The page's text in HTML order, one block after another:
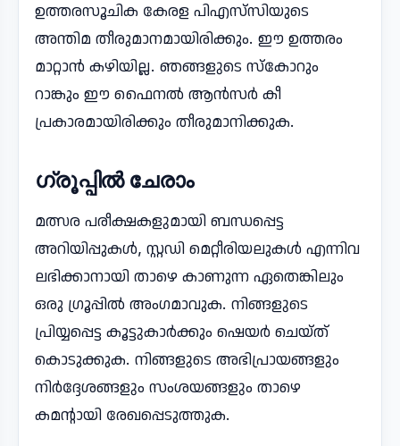
ഉത്തരസൂചിക കേരള പിഎസ്‌സിയുടെ
അന്തിമ തീരുമാനമായിരിക്കും. ഈ ഉത്തരം
മാറ്റാൻ കഴിയില്ല. ഞങ്ങളുടെ സ്‌കോറും
റാങ്കും ഈ ഫൈനൽ ആൻസർ കീ
പ്രകാരമായിരിക്കും തീരുമാനിക്കുക.
ഗ്രൂപ്പിൽ ചേരാം
മത്സര പരീക്ഷകളുമായി ബന്ധപ്പെട്ട
അറിയിപ്പുകൾ, സ്റ്റഡി മെറ്റീരിയലുകൾ എന്നിവ
ലഭിക്കാനായി താഴെ കാണുന്ന ഏതെങ്കിലും
ഒരു ഗ്രൂപ്പിൽ അംഗമാവുക. നിങ്ങളുടെ
പ്രിയ്യപ്പെട്ട കൂട്ടുകാർക്കും ഷെയർ ചെയ്ത്
കൊടുക്കുക. നിങ്ങളുടെ അഭിപ്രായങ്ങളും
നിർദ്ദേശങ്ങളും സംശയങ്ങളും താഴെ
കമന്റായി രേഖപ്പെടുത്തുക.